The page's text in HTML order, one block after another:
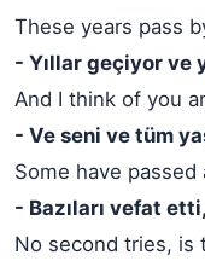
These years pass
- Yıllar geçiyor ve
And I think of you
- Ve seni ve tüm
Some have
- Bazıları vefat
No second tries, is